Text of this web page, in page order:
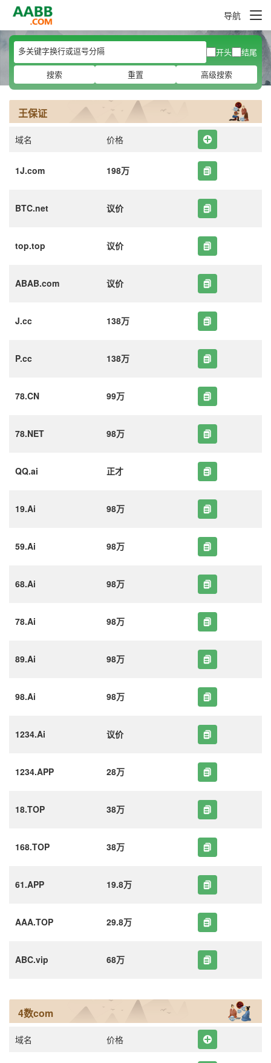
导航
开头
结尾
搜索
重置 高级搜索
王保证
域名 价格
1J.com 198万
BTC.net 议价
top.top 议价
ABAB.com 议价
J.cc 138万
P.cc 138万
78.CN 99万
78.NET 98万
QQ.ai 正才
19.Ai 98万
59.Ai 98万
68.Ai 98万
78.Ai 98万
89.Ai 98万
98.Ai 98万
1234.Ai 议价
1234.APP 28万
18.TOP 38万
168.TOP 38万
61.APP 19.8万
AAA.TOP 29.8万
ABC.vip 68万
4数com
域名 价格